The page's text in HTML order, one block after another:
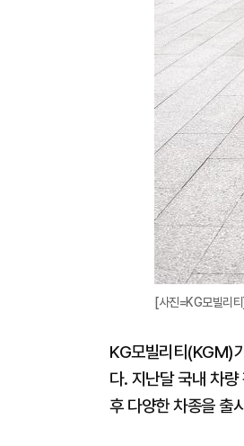
[사진=KG모빌리티]
KG모빌리티(KGM)
다. 지난달 국내 차
후 다양한 차종을 출